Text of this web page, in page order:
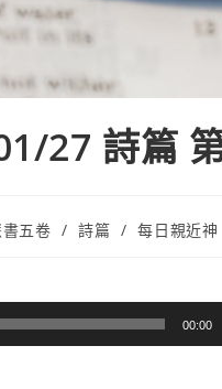
27 詩篇
五卷 / 詩篇 / 每日親近神
00:00